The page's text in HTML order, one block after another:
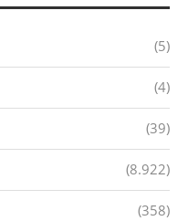
(5)
(4)
(39)
(8.922)
(358)